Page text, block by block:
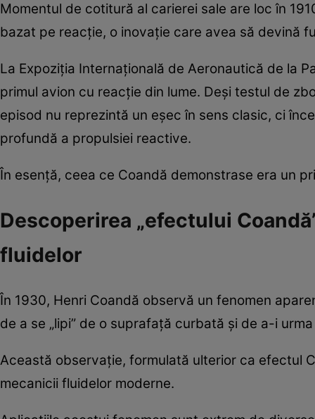
Momentul de cotitură al carierei sale are loc în
bazat pe reacție, o inovație care avea să devină
La Expoziția Internațională de Aeronautică de la
primul avion cu reacție din lume. Deși testul de
episod nu reprezintă un eșec în sens clasic, ci
profundă a propulsiei reactive.
În esență, ceea ce Coandă demonstrase era un
Descoperirea „efectului
fluidelor
În 1930, Henri Coandă observă un fenomen
de a se „lipi” de o suprafață curbată și de a-i
Această observație, formulată ulterior ca efectul
mecanicii fluidelor moderne.